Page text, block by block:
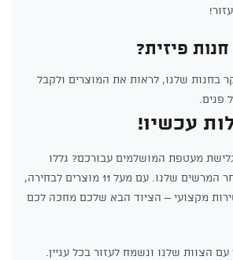
פיזית?
בחנות שלנו, לראות את המוצרים ולקבל
פנים.
עכשיו!
מעטפת המושלמים עבורכם? גללו
למעלה וגלו את המבחר המרשים שלנו. עם מעל 11 מוצרים לבחירה,
מקצועי – הציוד הבא שלכם מחכה לכם
הצוות שלנו ונשמח לעזור בכל עניין.